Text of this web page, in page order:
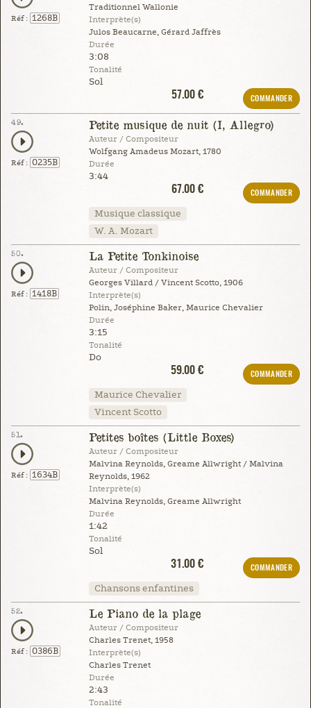
Réf : 1268B
Traditionnel Wallonie
Interprète(s)
Julos Beaucarne, Gérard Jaffrès
Durée
3:08
Tonalité
Sol
57.00 €
COMMANDER
49.
Réf : 0235B
Petite musique de nuit (I, Allegro)
Auteur / Compositeur
Wolfgang Amadeus Mozart, 1780
Durée
3:44
67.00 €
COMMANDER
Musique classique
W. A. Mozart
50.
Réf : 1418B
La Petite Tonkinoise
Auteur / Compositeur
Georges Villard / Vincent Scotto, 1906
Interprète(s)
Polin, Joséphine Baker, Maurice Chevalier
Durée
3:15
Tonalité
Do
59.00 €
COMMANDER
Maurice Chevalier
Vincent Scotto
51.
Réf : 1634B
Petites boîtes (Little Boxes)
Auteur / Compositeur
Malvina Reynolds, Greame Allwright / Malvina
Reynolds, 1962
Interprète(s)
Malvina Reynolds, Greame Allwright
Durée
1:42
Tonalité
Sol
31.00 €
COMMANDER
Chansons enfantines
52.
Réf : 0386B
Le Piano de la plage
Auteur / Compositeur
Charles Trenet, 1958
Interprète(s)
Charles Trenet
Durée
2:43
Tonalité